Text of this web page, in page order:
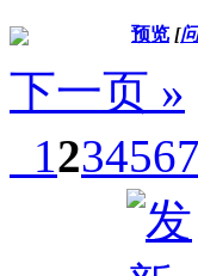
预览 [
下一页 »
1234567